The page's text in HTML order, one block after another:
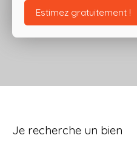
Estimez gratuitement !
Je recherche un bien